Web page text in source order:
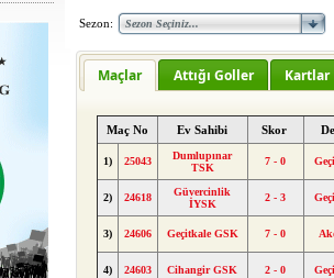
Sezon:
Maçlar Attığı Goller Kartlar
Maç No Ev Sahibi Skor
1) 25043
Dumlupınar
TSK
7 - 0
2) 24618
Güvercinlik
İYSK
2 - 3
3) 24606 Geçitkale GSK 7 - 0
4) 24603 Cihangir GSK 2 - 0